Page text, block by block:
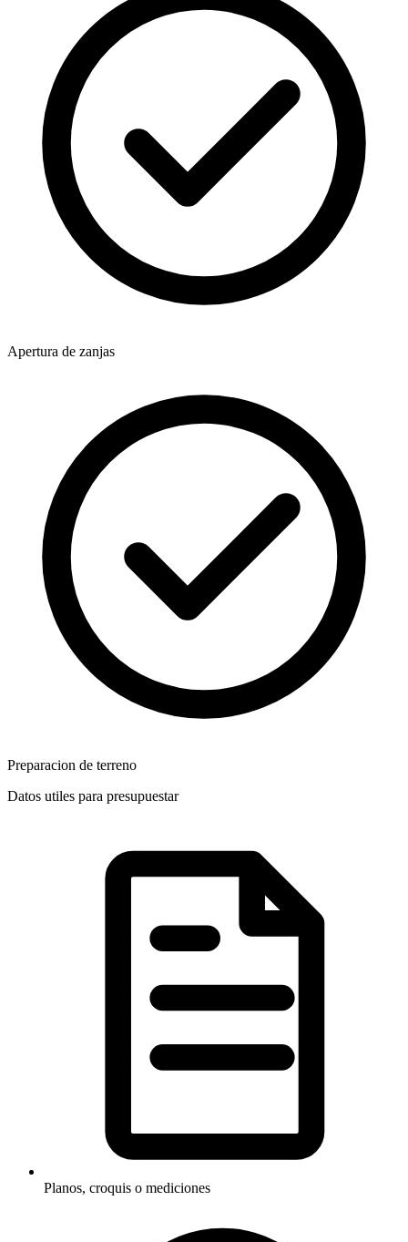
Apertura de zanjas
Preparacion de terreno
Datos utiles para presupuestar
Planos, croquis o mediciones